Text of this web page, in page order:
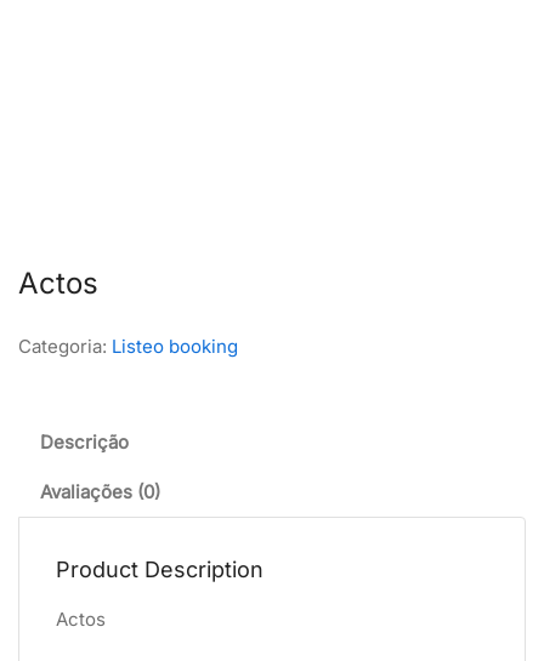
Actos
Categoria: Listeo booking
Descrição
Avaliações (0)
Product Description
Actos